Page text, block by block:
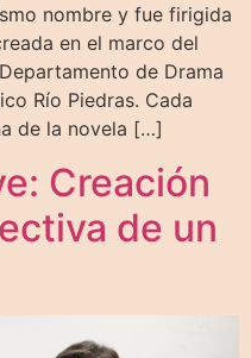
nombre y fue firigida
en el marco del
de Drama
Río Piedras. Cada
de la novela […]
Creación
de un